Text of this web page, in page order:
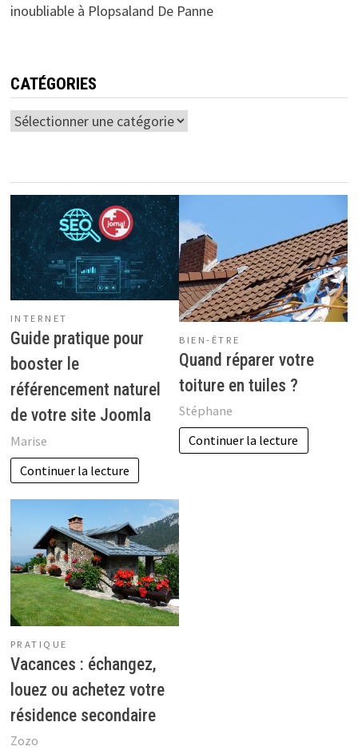
inoubliable à Plopsaland De Panne
CATÉGORIES
Catégories
INTERNET
Guide pratique pour
booster le
référencement naturel
de votre site Joomla
Marise
Continuer la lecture
BIEN-ÊTRE
Quand réparer votre
toiture en tuiles ?
Stéphane
Continuer la lecture
PRATIQUE
Vacances : échangez,
louez ou achetez votre
résidence secondaire
Zozo